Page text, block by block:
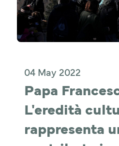
04 May 2022
Papa
L'eredità
rappresenta